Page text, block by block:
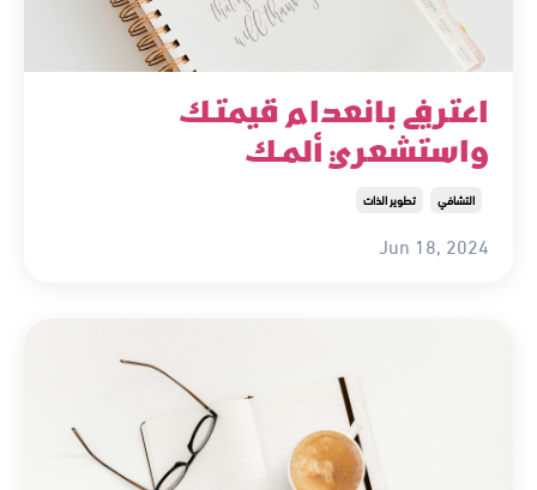
اعترفي بانعدام قيمتك
واستشعري ألمك
التشافي تطوير الذات
Jun 18, 2024